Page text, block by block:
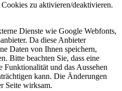
zu aktivieren/deaktivieren.
Dienste wie Google Webfonts,
Da diese Anbieter
Daten von Ihnen speichern,
Bitte beachten Sie, dass eine
und das Aussehen
kann. Die Änderungen
Seite wirksam.